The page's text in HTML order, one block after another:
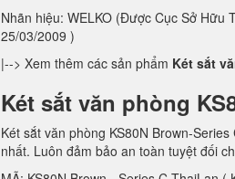
Nhãn hiệu: WELKO (Được Cục Sở Hữu
25/03/2009 )
|--> Xem thêm các sản phẩm Két sắt
Két sắt văn phòng
Két sắt văn phòng KS80N Brown-
nhất. Luôn đảm bảo an toàn tuyệt đối